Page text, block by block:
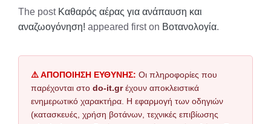
The post Καθαρός αέρας για ανάπαυση και
αναζωογόνηση! appeared first on Βοτανολογία.
⚠️ ΑΠΟΠΟΙΗΣΗ ΕΥΘΥΝΗΣ: Οι πληροφορίες που
παρέχονται στο do-it.grέχουν αποκλειστικά
ενημερωτικό χαρακτήρα. Η εφαρμογή των οδηγιών
(κατασκευές, χρήση βοτάνων, τεχνικές επιβίωσης